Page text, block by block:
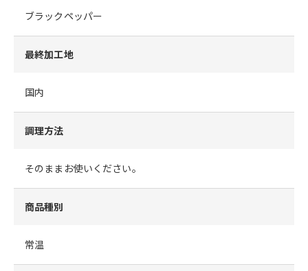
ブラックペッパー
最終加工地
国内
調理方法
そのままお使いください。
商品種別
常温